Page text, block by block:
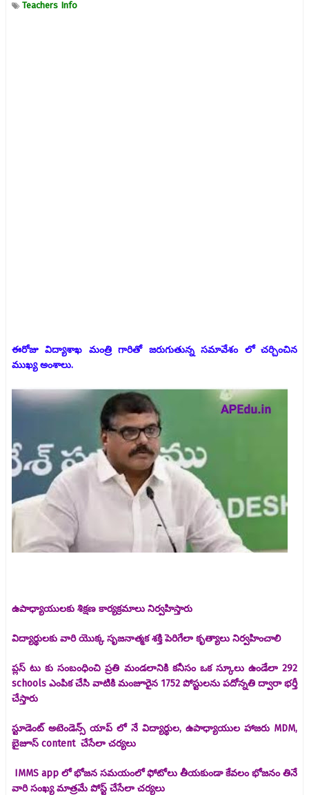
Teachers Info
ఈరోజు విద్యాశాఖ మంత్రి గారితో జరుగుతున్న సమావేశం లో చర్చించిన
ముఖ్య అంశాలు.
ఉపాధ్యాయులకు శిక్షణ కార్యక్రమాలు నిర్వహిస్తారు
విద్యార్థులకు వారి యొక్క సృజనాత్మక శక్తి పెరిగేలా కృత్యాలు నిర్వహించాలి
ప్లస్ టు కు సంబంధించి ప్రతి మండలానికి కనీసం ఒక స్కూలు ఉండేలా 292
schools ఎంపిక చేసి వాటికి మంజూరైన 1752 పోస్టులను పదోన్నతి ద్వారా భర్తీ
చేస్తారు
స్టూడెంట్ అటెండెన్స్ యాప్ లో నే విద్యార్థుల, ఉపాధ్యాయుల హాజరు MDM,
బైజూస్ content చేసేలా చర్యలు
IMMS app లో భోజన సమయంలో ఫోటోలు తీయకుండా కేవలం భోజనం తినే
వారి సంఖ్య మాత్రమే పోస్ట్ చేసేలా చర్యలు